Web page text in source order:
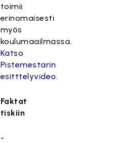
toimii
erinomaisesti
myös
koulumaailmassa.
Katso
Pistemestarin
esitttelyvideo.
Faktat
tiskiin
-